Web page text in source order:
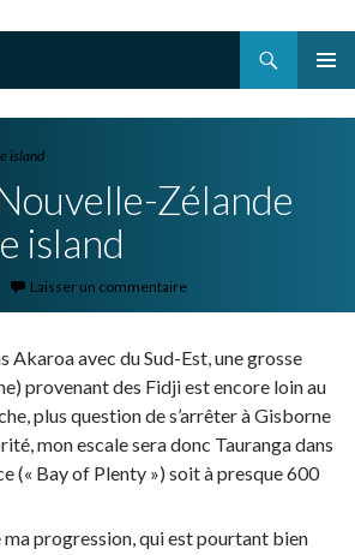
island
Zélande
island
Laisser un commentaire
Akaroa avec du Sud-Est, une grosse
provenant des Fidji est encore loin au
plus question de s’arrêter à Gisborne
mon escale sera donc Tauranga dans
(« Bay of Plenty ») soit à presque 600
ma progression, qui est pourtant bien